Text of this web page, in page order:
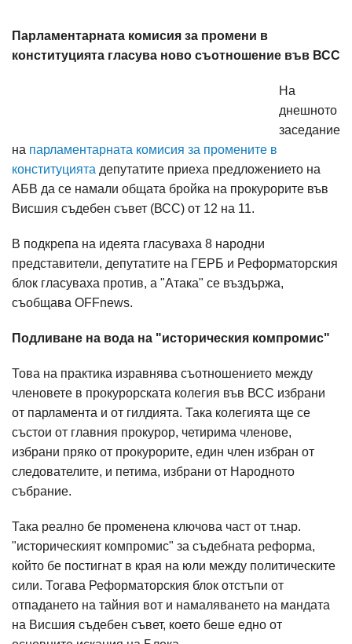
Парламентарната комисия за промени в
конституцията гласува ново съотношение във ВСС
На
днешното
заседание
на парламентарната комисия за промените в
конституцията депутатите приеха предложението на
АБВ да се намали общата бройка на прокурорите във
Висшия съдебен съвет (ВСС) от 12 на 11.
В подкрепа на идеята гласуваха 8 народни
представители, депутатите на ГЕРБ и Реформаторския
блок гласуваха против, а "Атака" се въздържа,
съобщава OFFnews.
Подливане на вода на "историческия компромис"
Това на практика изравнява съотношението между
членовете в прокурорската колегия във ВСС избрани
от парламента и от гилдията. Така колегията ще се
състои от главния прокурор, четирима членове,
избрани пряко от прокурорите, един член избран от
следователите, и петима, избрани от Народното
събрание.
Така реално бе променена ключова част от т.нар.
"историческият компромис" за съдебната реформа,
който бе постигнат в края на юли между политическите
сили. Тогава Реформаторския блок отстъпи от
отпадането на тайния вот и намаляването на мандата
на Висшия съдебен съвет, което беше едно от